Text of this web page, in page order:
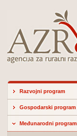
Razvojni program
Gospodarski program
Međunarodni program